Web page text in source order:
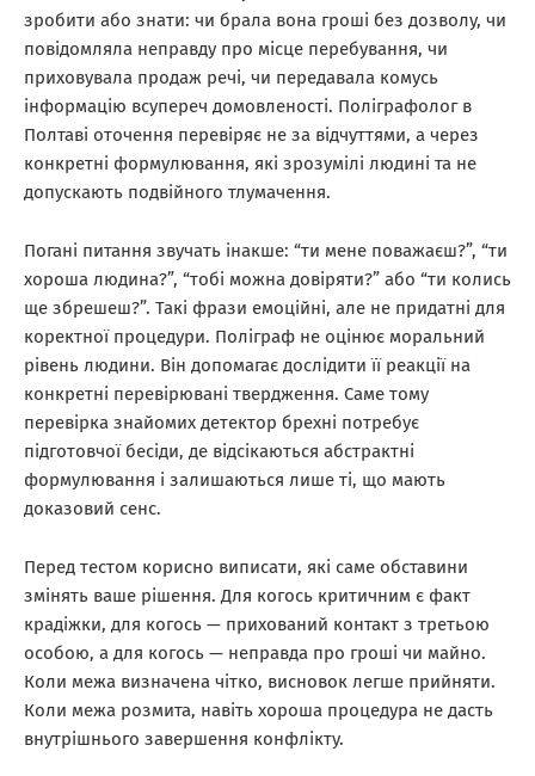
зробити або знати: чи брала вона гроші без дозволу, чи
повідомляла неправду про місце перебування, чи
приховувала продаж речі, чи передавала комусь
інформацію всупереч домовленості. Поліграфолог в
Полтаві оточення перевіряє не за відчуттями, а через
конкретні формулювання, які зрозумілі людині та не
допускають подвійного тлумачення.
Погані питання звучать інакше: “ти мене поважаєш?”, “ти
хороша людина?”, “тобі можна довіряти?” або “ти колись
ще збрешеш?”. Такі фрази емоційні, але не придатні для
коректної процедури. Поліграф не оцінює моральний
рівень людини. Він допомагає дослідити її реакції на
конкретні перевірювані твердження. Саме тому
перевірка знайомих детектор брехні потребує
підготовчої бесіди, де відсікаються абстрактні
формулювання і залишаються лише ті, що мають
доказовий сенс.
Перед тестом корисно виписати, які саме обставини
змінять ваше рішення. Для когось критичним є факт
крадіжки, для когось — прихований контакт з третьою
особою, а для когось — неправда про гроші чи майно.
Коли межа визначена чітко, висновок легше прийняти.
Коли межа розмита, навіть хороша процедура не дасть
внутрішнього завершення конфлікту.